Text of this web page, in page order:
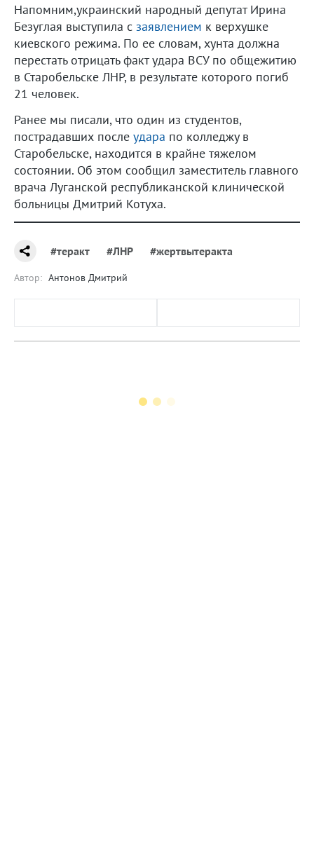
Напомним,украинский народный депутат Ирина
Безуглая выступила с заявлением к верхушке
киевского режима. По ее словам, хунта должна
перестать отрицать факт удара ВСУ по общежитию
в Старобельске ЛНР, в результате которого погиб
21 человек.
Ранее мы писали, что один из студентов,
пострадавших после удара по колледжу в
Старобельске, находится в крайне тяжелом
состоянии. Об этом сообщил заместитель главного
врача Луганской республиканской клинической
больницы Дмитрий Котуха.
#теракт #ЛНР #жертвытеракта
Автор: Антонов Дмитрий